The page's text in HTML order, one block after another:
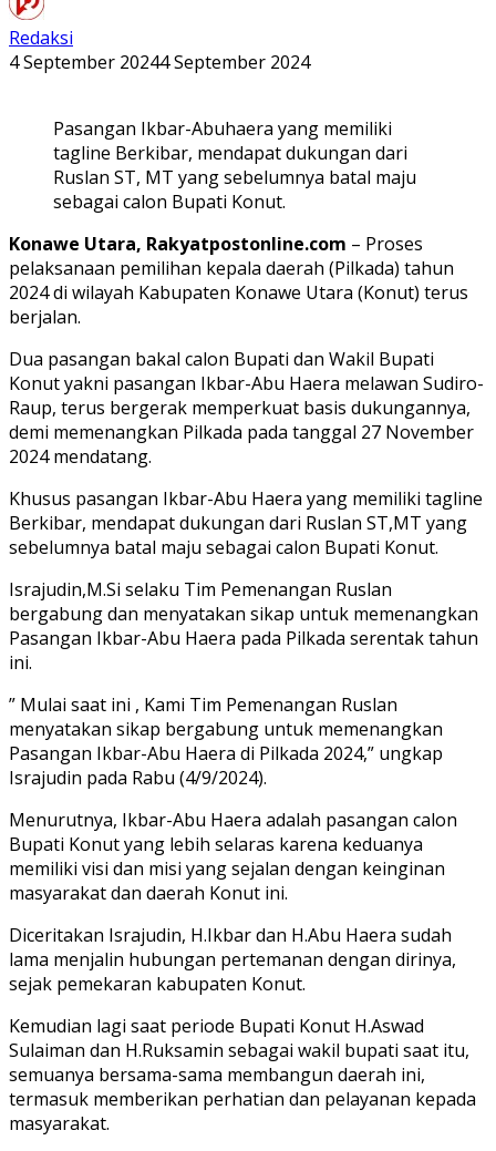
Redaksi
4 September 20244 September 2024
Pasangan Ikbar-Abuhaera yang memiliki
tagline Berkibar, mendapat dukungan dari
Ruslan ST, MT yang sebelumnya batal maju
sebagai calon Bupati Konut.
Konawe Utara, Rakyatpostonline.com – Proses
pelaksanaan pemilihan kepala daerah (Pilkada) tahun
2024 di wilayah Kabupaten Konawe Utara (Konut) terus
berjalan.
Dua pasangan bakal calon Bupati dan Wakil Bupati
Konut yakni pasangan Ikbar-Abu Haera melawan Sudiro-
Raup, terus bergerak memperkuat basis dukungannya,
demi memenangkan Pilkada pada tanggal 27 November
2024 mendatang.
Khusus pasangan Ikbar-Abu Haera yang memiliki tagline
Berkibar, mendapat dukungan dari Ruslan ST,MT yang
sebelumnya batal maju sebagai calon Bupati Konut.
Israjudin,M.Si selaku Tim Pemenangan Ruslan
bergabung dan menyatakan sikap untuk memenangkan
Pasangan Ikbar-Abu Haera pada Pilkada serentak tahun
ini.
” Mulai saat ini , Kami Tim Pemenangan Ruslan
menyatakan sikap bergabung untuk memenangkan
Pasangan Ikbar-Abu Haera di Pilkada 2024,” ungkap
Israjudin pada Rabu (4/9/2024).
Menurutnya, Ikbar-Abu Haera adalah pasangan calon
Bupati Konut yang lebih selaras karena keduanya
memiliki visi dan misi yang sejalan dengan keinginan
masyarakat dan daerah Konut ini.
Diceritakan Israjudin, H.Ikbar dan H.Abu Haera sudah
lama menjalin hubungan pertemanan dengan dirinya,
sejak pemekaran kabupaten Konut.
Kemudian lagi saat periode Bupati Konut H.Aswad
Sulaiman dan H.Ruksamin sebagai wakil bupati saat itu,
semuanya bersama-sama membangun daerah ini,
termasuk memberikan perhatian dan pelayanan kepada
masyarakat.